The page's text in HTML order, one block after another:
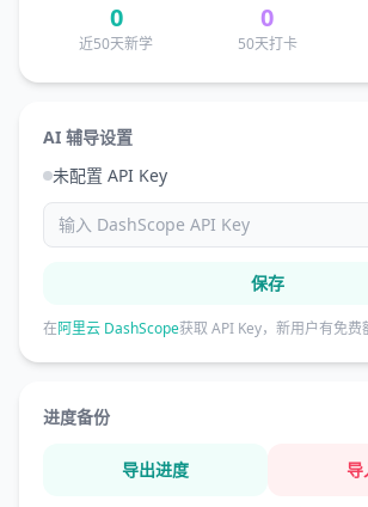
0
近50天新学
0
50天打卡
AI 辅导设置
未配置 API Key
保存
在阿里云 DashScope获取 API Key，新用户有免费
进度备份
导出进度 导